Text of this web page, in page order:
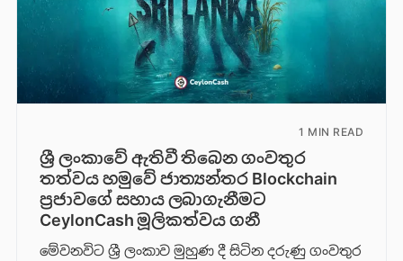
1 MIN READ
ශ්‍රී ලංකාවේ ඇතිවී තිබෙන ගංවතුර
තත්වය හමුවේ ජාත්‍යන්තර Blockchain
ප්‍රජාවගේ සහාය ලබාගැනීමට
CeylonCash මූලිකත්වය ග​නී
මේවනවිට ශ්‍රී ලංකාව මුහුණ දී සිටින දරුණු ගංවතුර